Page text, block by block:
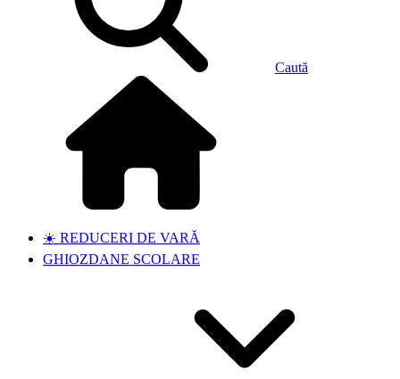
Caută
☀️ REDUCERI DE VARĂ
GHIOZDANE SCOLARE